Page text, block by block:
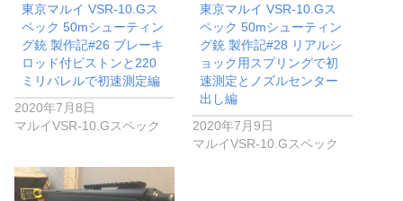
東京マルイ VSR-10.Gス
ペック 50mシューティン
グ銃 製作記#26 ブレーキ
ロッド付ピストンと220
ミリバレルで初速測定編
2020年7月8日
マルイVSR-10.Gスペック
東京マルイ VSR-10.Gス
ペック 50mシューティン
グ銃 製作記#28 リアルシ
ョック用スプリングで初
速測定とノズルセンター
出し編
2020年7月9日
マルイVSR-10.Gスペック